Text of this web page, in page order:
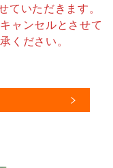
ていただきます。
ャンセルとさせて
ください。